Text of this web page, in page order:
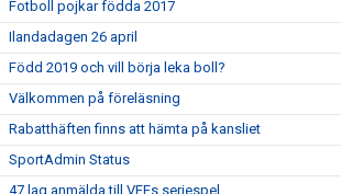
Fotboll pojkar födda 2017
Ilandadagen 26 april
Född 2019 och vill börja leka boll?
Välkommen på föreläsning
Rabatthäften finns att hämta på kansliet
SportAdmin Status
47 lag anmälda till VFFs seriespel